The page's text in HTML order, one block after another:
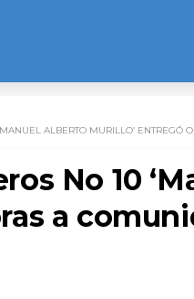
ALBERTO MURILLO’
No 10
a